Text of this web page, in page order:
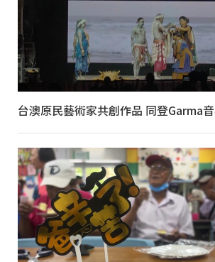
台澳原民藝術家共創作品 同登Garma